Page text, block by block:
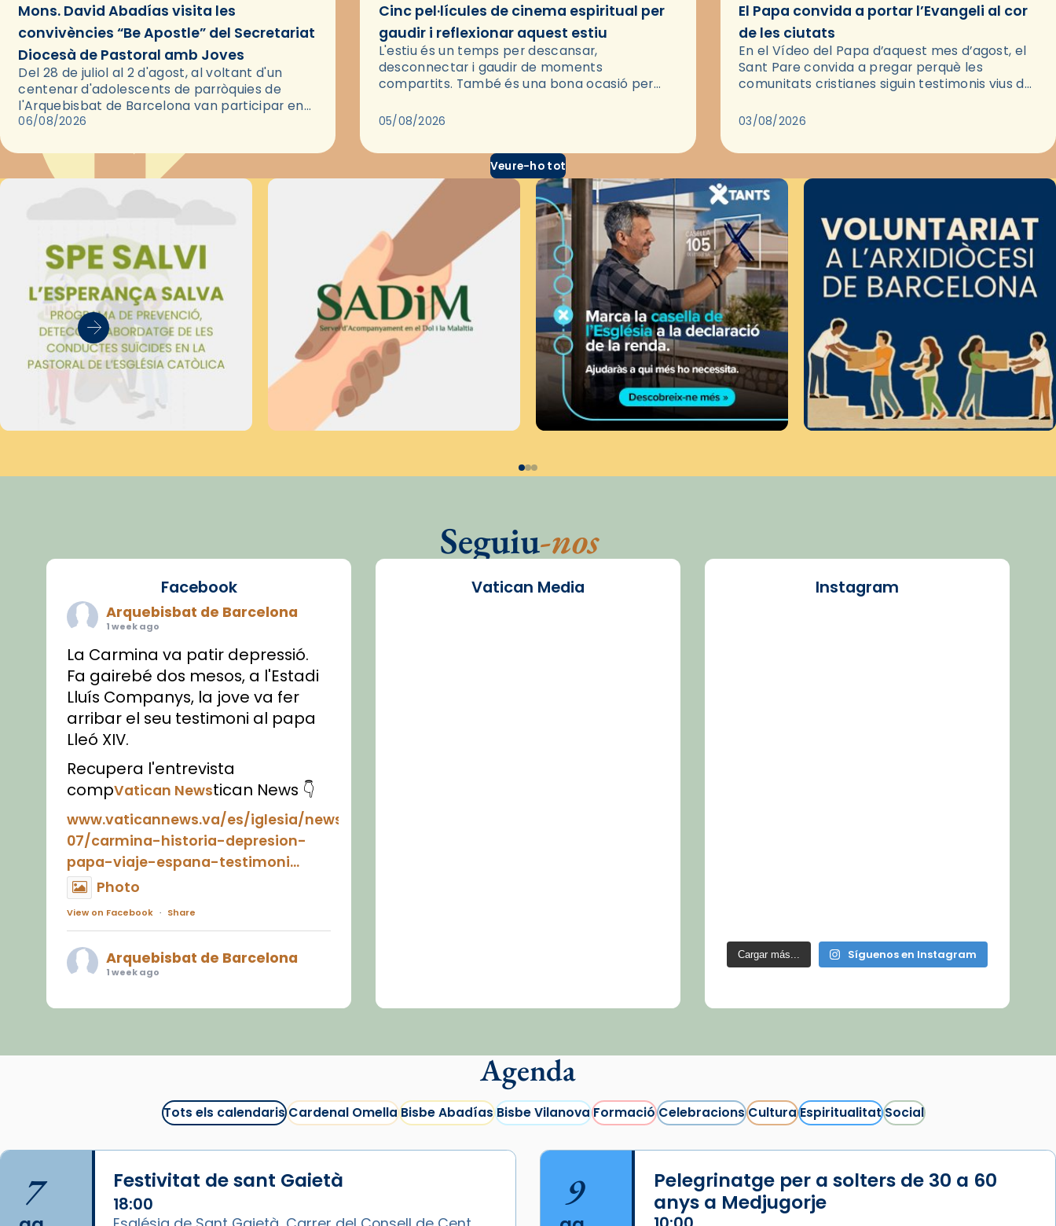
Mons. David Abadías visita les
convivències “Be Apostle” del Secretariat
Diocesà de Pastoral amb Joves
Del 28 de juliol al 2 d'agost, al voltant d'un
centenar d'adolescents de parròquies de
l'Arquebisbat de Barcelona van participar en
les convivències Be Apostle, organitzades pel
06/08/2026
Cinc pel·lícules de cinema espiritual per
gaudir i reflexionar aquest estiu
L'estiu és un temps per descansar,
desconnectar i gaudir de moments
compartits. També és una bona ocasió per
través del cinema, reflexionar sobre les…
05/08/2026
El Papa convida a portar l’Evangeli al cor
de les ciutats
En el Vídeo del Papa d’aquest mes d’agost, el
Sant Pare convida a pregar perquè les
comunitats cristianes siguin testimonis vius de
pregària, el…
03/08/2026
Veure-ho tot
Seguiu-nos
Facebook
Arquebisbat de Barcelona
1 week ago
La Carmina va patir depressió.
Fa gairebé dos mesos, a l'Estadi
Lluís Companys, la jove va fer
arribar el seu testimoni al papa
Lleó XIV.
Recupera l'entrevista
compVatican Newstican News 👇
www.vaticannews.va/es/iglesia/news/2026-
07/carmina-historia-depresion-
papa-viaje-espana-testimoni...
Photo
View on Facebook · Share
Arquebisbat de Barcelona
1 week ago
juliol la missa de Les Santes de
📸 J. Merino
Photo
Vatican Media Instagram
Cargar más... Síguenos en Instagram
Agenda
Tots els calendarisCardenal OmellaBisbe AbadíasBisbe VilanovaFormacióCelebracionsCulturaEspiritualitatSocial
7 Festivitat de sant Gaietà
18:00 9
Pelegrinatge per a solters de 30 a 60
anys a Medjugorje